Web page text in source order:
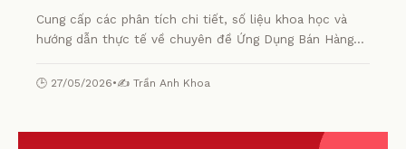
Cung cấp các phân tích chi tiết, số liệu khoa học và
hướng dẫn thực tế về chuyên đề Ứng Dụng Bán Hàng
🕒 27/05/2026•✍️ Trần Anh Khoa